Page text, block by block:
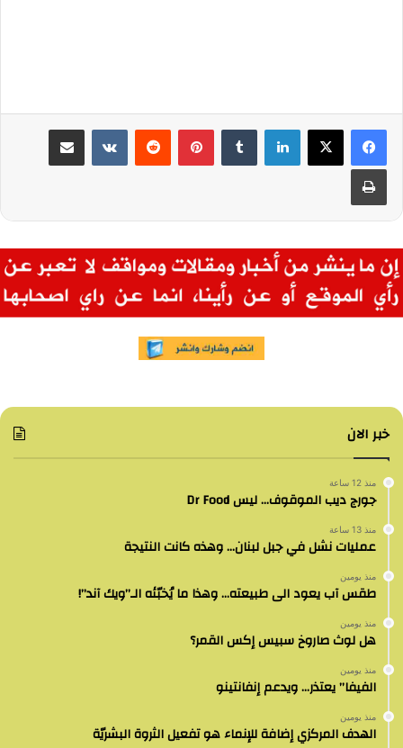
لينكدإن بينتيريست مشاركة عبر البريد
طباعة
خبر الان
منذ 12 ساعة
جورج ديب الموقوف… ليس Dr Food
منذ 13 ساعة
عمليات نشل في جبل لبنان… وهذه كانت النتيجة
منذ يومين
طقس آب يعود الى طبيعته… وهذا ما يُخبّئه الـ”ويك آند”!
منذ يومين
هل لوث صاروخ سبيس إكس القمر؟
منذ يومين
الفيفا” يعتذر… ويدعم إنفانتينو
منذ يومين
الهدف المركزي إضافة للإنماء هو تفعيل الثروة البشريّة